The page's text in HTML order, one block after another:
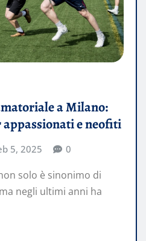
a Milano:
e neofiti
5, 2025 0
solo è sinonimo di
negli ultimi anni ha